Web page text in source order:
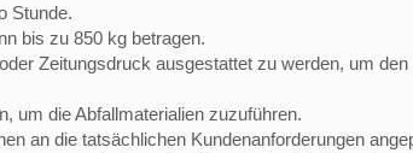
Stunde.
bis zu 850 kg betragen.
Zeitungsdruck ausgestattet zu werden, um
um die Abfallmaterialien zuzuführen.
an die tatsächlichen Kundenanforderungen